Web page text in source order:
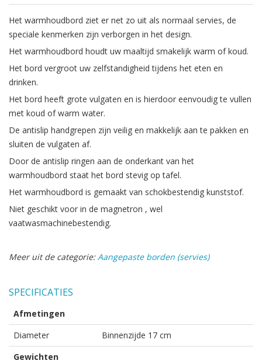
Het warmhoudbord ziet er net zo uit als normaal servies, de
speciale kenmerken zijn verborgen in het design.
Het warmhoudbord houdt uw maaltijd smakelijk warm of koud.
Het bord vergroot uw zelfstandigheid tijdens het eten en
drinken.
Het bord heeft grote vulgaten en is hierdoor eenvoudig te vullen
met koud of warm water.
De antislip handgrepen zijn veilig en makkelijk aan te pakken en
sluiten de vulgaten af.
Door de antislip ringen aan de onderkant van het
warmhoudbord staat het bord stevig op tafel.
Het warmhoudbord is gemaakt van schokbestendig kunststof.
Niet geschikt voor in de magnetron , wel
vaatwasmachinebestendig.
Meer uit de categorie: Aangepaste borden (servies)
SPECIFICATIES
Afmetingen
Diameter
Binnenzijde 17 cm
Gewichten